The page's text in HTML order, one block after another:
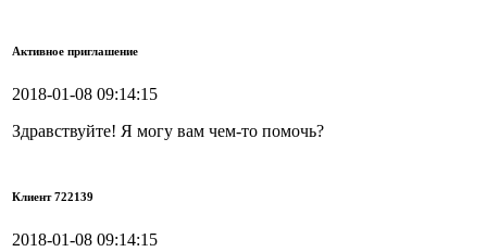
Активное приглашение
2018-01-08 09:14:15
Здравствуйте! Я могу вам чем-то помочь?
Клиент 722139
2018-01-08 09:14:15